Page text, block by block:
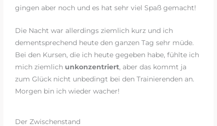
gingen aber noch und es hat sehr viel Spaß gemacht!
Die Nacht war allerdings ziemlich kurz und ich
dementsprechend heute den ganzen Tag sehr müde.
Bei den Kursen, die ich heute gegeben habe, fühlte ich
mich ziemlich unkonzentriert, aber das kommt ja
zum Glück nicht unbedingt bei den Trainierenden an.
Morgen bin ich wieder wacher!
Der Zwischenstand